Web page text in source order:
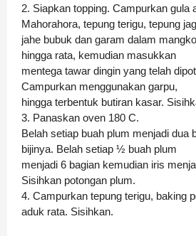
2. Siapkan topping. Campurkan gula
Mahorahora, tepung terigu, tepung
jahe bubuk dan garam dalam
hingga rata, kemudian masukkan
mentega tawar dingin yang telah
Campurkan menggunakan garpu,
hingga terbentuk butiran kasar.
3. Panaskan oven 180 C.
Belah setiap buah plum menjadi dua
bijinya. Belah setiap ½ buah plum
menjadi 6 bagian kemudian iris
Sisihkan potongan plum.
4. Campurkan tepung terigu, baking
aduk rata. Sisihkan.